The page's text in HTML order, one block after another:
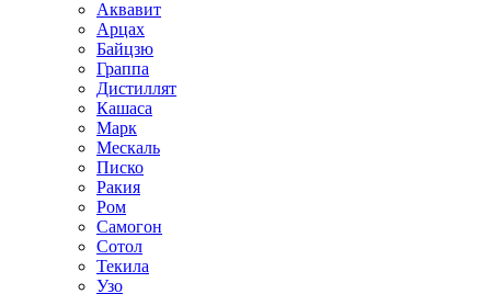
Аквавит
Арцах
Байцзю
Граппа
Дистиллят
Кашаса
Марк
Мескаль
Писко
Ракия
Ром
Самогон
Сотол
Текила
Узо